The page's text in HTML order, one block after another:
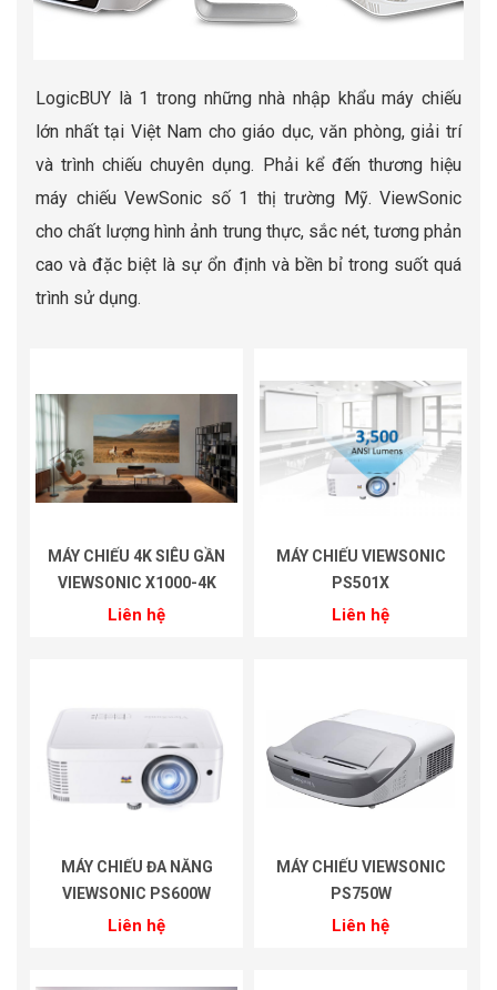
LogicBUY là 1 trong những nhà nhập khẩu máy chiếu
lớn nhất tại Việt Nam cho giáo dục, văn phòng, giải trí
và trình chiếu chuyên dụng. Phải kể đến thương hiệu
máy chiếu VewSonic số 1 thị trường Mỹ. ViewSonic
cho chất lượng hình ảnh trung thực, sắc nét, tương phản
cao và đặc biệt là sự ổn định và bền bỉ trong suốt quá
trình sử dụng.
MÁY CHIẾU 4K SIÊU GẦN
VIEWSONIC X1000-4K
Liên hệ
MÁY CHIẾU VIEWSONIC
PS501X
Liên hệ
MÁY CHIẾU ĐA NĂNG
VIEWSONIC PS600W
Liên hệ
MÁY CHIẾU VIEWSONIC
PS750W
Liên hệ